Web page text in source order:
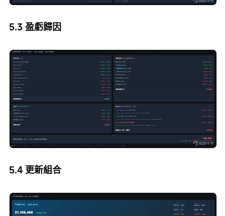
5.3 盈虧歸因
5.4 更新組合